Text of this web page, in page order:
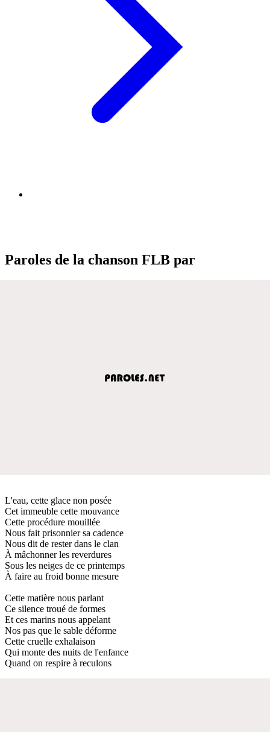
Paroles de la chanson FLB par
L'eau, cette glace non posée
Cet immeuble cette mouvance
Cette procédure mouillée
Nous fait prisonnier sa cadence
Nous dit de rester dans le clan
À mâchonner les reverdures
Sous les neiges de ce printemps
À faire au froid bonne mesure
Cette matière nous parlant
Ce silence troué de formes
Et ces marins nous appelant
Nos pas que le sable déforme
Cette cruelle exhalaison
Qui monte des nuits de l'enfance
Quand on respire à reculons